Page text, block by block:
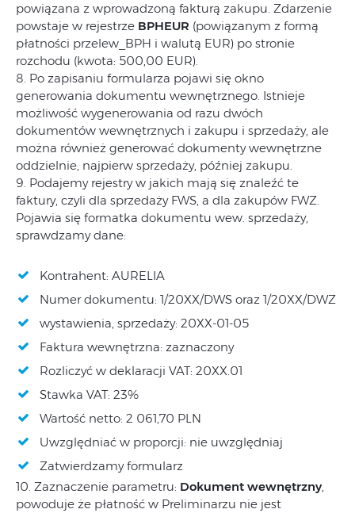
powiązana z wprowadzoną fakturą zakupu. Zdarzenie
powstaje w rejestrze BPHEUR (powiązanym z formą
płatności przelew_BPH i walutą EUR) po stronie
rozchodu (kwota: 500,00 EUR).
8. Po zapisaniu formularza pojawi się okno
generowania dokumentu wewnętrznego. Istnieje
możliwość wygenerowania od razu dwóch
dokumentów wewnętrznych i zakupu i sprzedaży, ale
można również generować dokumenty wewnętrzne
oddzielnie, najpierw sprzedaży, później zakupu.
9. Podajemy rejestry w jakich mają się znaleźć te
faktury, czyli dla sprzedaży FWS, a dla zakupów FWZ.
Pojawia się formatka dokumentu wew. sprzedaży,
sprawdzamy dane:
Kontrahent: AURELIA
Numer dokumentu: 1/20XX/DWS oraz 1/20XX/DWZ
wystawienia, sprzedaży: 20XX-01-05
Faktura wewnętrzna: zaznaczony
Rozliczyć w deklaracji VAT: 20XX.01
Stawka VAT: 23%
Wartość netto: 2 061,70 PLN
Uwzględniać w proporcji: nie uwzględniaj
Zatwierdzamy formularz
10. Zaznaczenie parametru: Dokument wewnętrzny,
powoduje że płatność w Preliminarzu nie jest